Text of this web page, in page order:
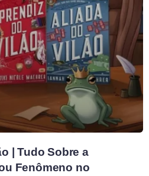
| Tudo Sobre a
Fenômeno no